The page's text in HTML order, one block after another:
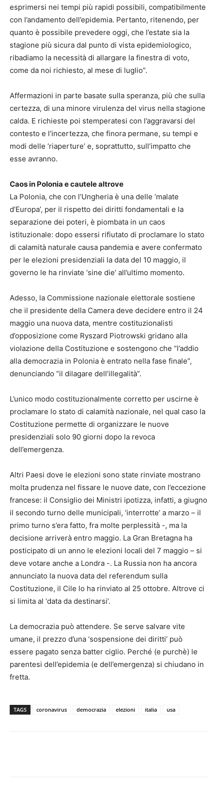
esprimersi nei tempi più rapidi possibili, compatibilmente
con l’andamento dell’epidemia. Pertanto, ritenendo, per
quanto è possibile prevedere oggi, che l’estate sia la
stagione più sicura dal punto di vista epidemiologico,
ribadiamo la necessità di allargare la finestra di voto,
come da noi richiesto, al mese di luglio”.
Affermazioni in parte basate sulla speranza, più che sulla
certezza, di una minore virulenza del virus nella stagione
calda. E richieste poi stemperatesi con l’aggravarsi del
contesto e l’incertezza, che finora permane, su tempi e
modi delle ‘riaperture’ e, soprattutto, sull’impatto che
esse avranno.
Caos in Polonia e cautele altrove
La Polonia, che con l’Ungheria è una delle ‘malate
d’Europa’, per il rispetto dei diritti fondamentali e la
separazione dei poteri, è piombata in un caos
istituzionale: dopo essersi rifiutato di proclamare lo stato
di calamità naturale causa pandemia e avere confermato
per le elezioni presidenziali la data del 10 maggio, il
governo le ha rinviate ‘sine die’ all’ultimo momento.
Adesso, la Commissione nazionale elettorale sostiene
che il presidente della Camera deve decidere entro il 24
maggio una nuova data, mentre costituzionalisti
d’opposizione come Ryszard Piotrowski gridano alla
violazione della Costituzione e sostengono che “l’addio
alla democrazia in Polonia è entrato nella fase finale”,
denunciando “il dilagare dell’illegalità”.
L’unico modo costituzionalmente corretto per uscirne è
proclamare lo stato di calamità nazionale, nel qual caso la
Costituzione permette di organizzare le nuove
presidenziali solo 90 giorni dopo la revoca
dell’emergenza.
Altri Paesi dove le elezioni sono state rinviate mostrano
molta prudenza nel fissare le nuove date, con l’eccezione
francese: il Consiglio dei Ministri ipotizza, infatti, a giugno
il secondo turno delle municipali, ‘interrotte’ a marzo – il
primo turno s’era fatto, fra molte perplessità -, ma la
decisione arriverà entro maggio. La Gran Bretagna ha
posticipato di un anno le elezioni locali del 7 maggio – si
deve votare anche a Londra -. La Russia non ha ancora
annunciato la nuova data del referendum sulla
Costituzione, il Cile lo ha rinviato al 25 ottobre. Altrove ci
si limita al ‘data da destinarsi’.
La democrazia può attendere. Se serve salvare vite
umane, il prezzo d’una ‘sospensione dei diritti’ può
essere pagato senza batter ciglio. Perché (e purchè) le
parentesi dell’epidemia (e dell’emergenza) si chiudano in
fretta.
TAGS coronavirus democrazia elezioni italia usa